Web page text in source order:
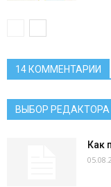
14 КОММЕНТАРИИ
ВЫБОР РЕДАКТОРА
Как